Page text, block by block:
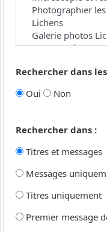
Rechercher dans
Oui
Non
Rechercher dans :
Titres et messages
Messages
Titres uniquement
Premier message